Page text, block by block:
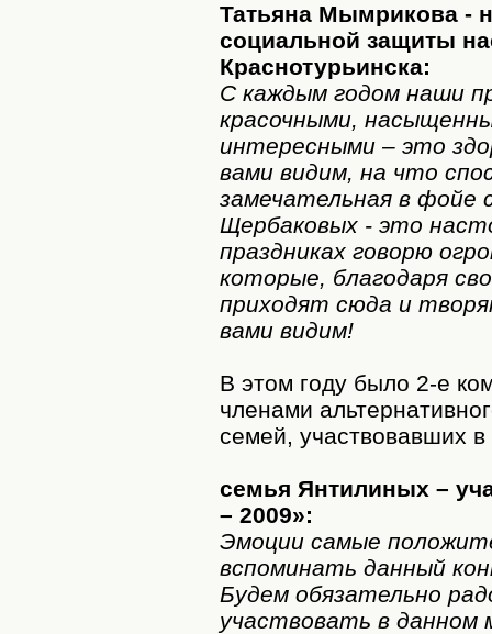
Татьяна Мымрикова -
социальной защиты
Краснотурьинска:
С каждым годом наши
красочными,
интересными – это
вами видим, на что
замечательная в фойе
Щербаковых - это
праздниках говорю
которые, благодаря
приходят сюда и
вами видим!
В этом году было 2-е
членами
семей, участвовавших
семья Янтилиных –
– 2009»:
Эмоции самые
вспоминать данный
Будем обязательно
участвовать в данном